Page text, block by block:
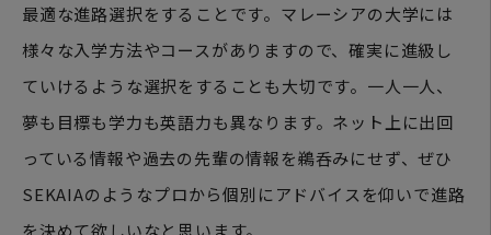
最適な進路選択をすることです。マレーシアの大学には
様々な入学方法やコースがありますので、確実に進級し
ていけるような選択をすることも大切です。一人一人、
夢も目標も学力も英語力も異なります。ネット上に出回
っている情報や過去の先輩の情報を鵜呑みにせず、ぜひ
SEKAIAのようなプロから個別にアドバイスを仰いで進路
を決めて欲しいなと思います。